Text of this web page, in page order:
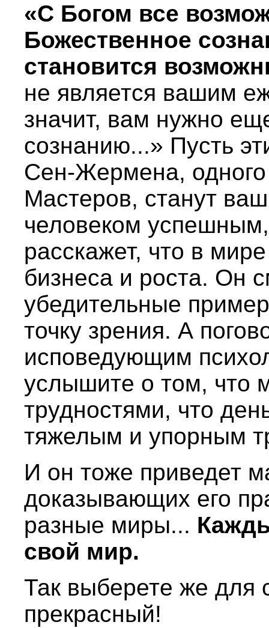
«С Богом все
Божественное
становится
не является вашим
значит, вам нужно
сознанию...» Пусть
Сен-Жермена,
Мастеров, станут
человеком
расскажет, что в
бизнеса и роста. Он
убедительные
точку зрения. А
исповедующим
услышите о том, что
трудностями, что
тяжелым и упорным
И он тоже приведет
доказывающих его
разные миры...
свой мир.
Так выберете же для
прекрасный!